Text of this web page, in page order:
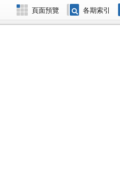
頁面預覽 各期索引